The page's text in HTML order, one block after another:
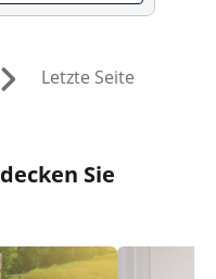
Letzte Seite
Sie